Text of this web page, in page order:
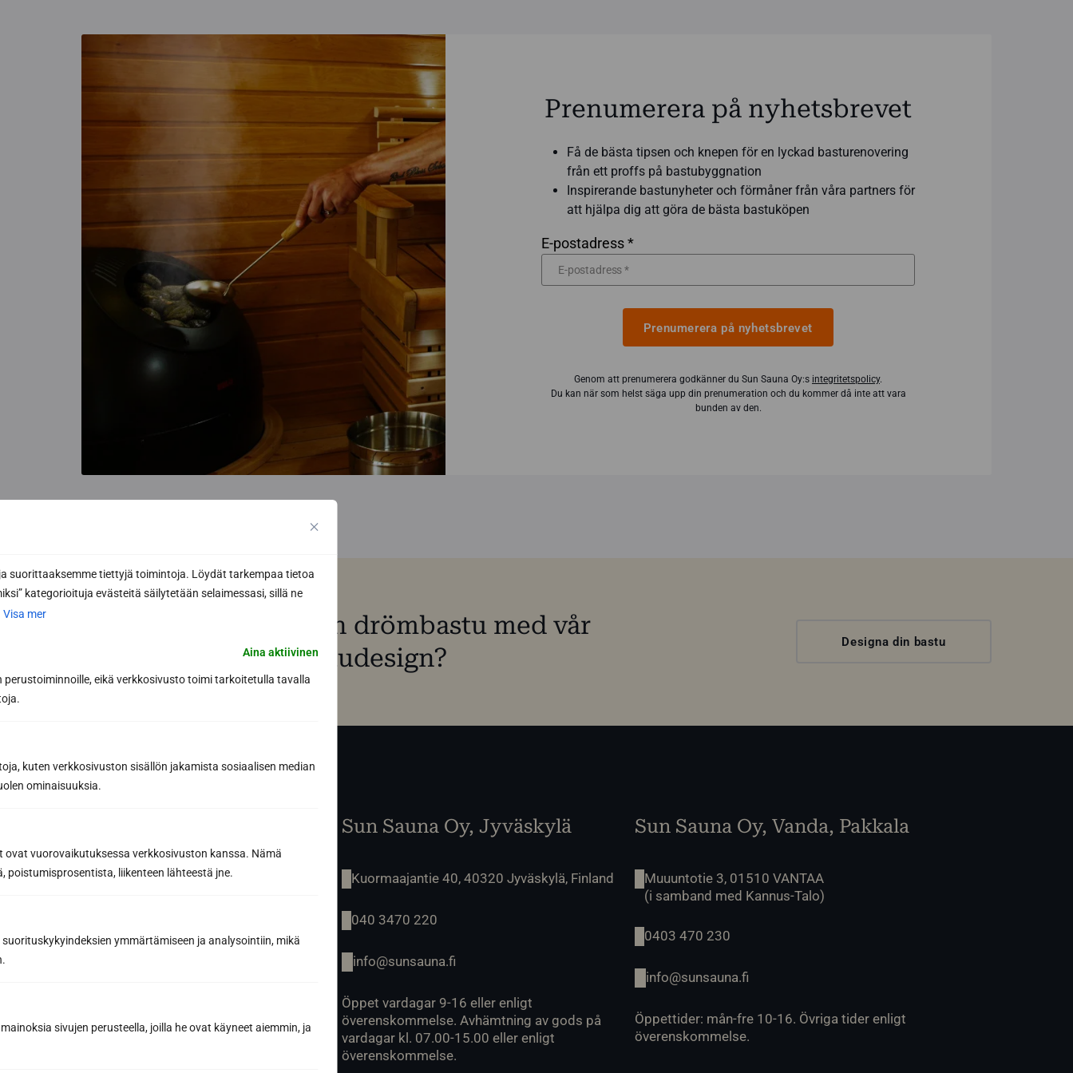
suorittaaksemme tiettyjä toimintoja. Löydät tarkempaa tietoa
kategorioituja evästeitä säilytetään selaimessasi, sillä ne
Visa mer
Aina aktiivinen
eikä verkkosivusto toimi tarkoitetulla tavalla
kuten verkkosivuston sisällön jakamista sosiaalisen median
ominaisuuksia.
vuorovaikutuksessa verkkosivuston kanssa. Nämä
liikenteen lähteestä jne.
ymmärtämiseen ja analysointiin, mikä
sivujen perusteella, joilla he ovat käyneet aiemmin, ja
Prenumerera på nyhetsbrevet
Få de bästa tipsen och knepen för en lyckad basturenovering
från ett proffs på bastubyggnation
Inspirerande bastunyheter och förmåner från våra partners för
att hjälpa dig att göra de bästa bastuköpen
E-postadress *
Prenumerera på nyhetsbrevet
Genom att prenumerera godkänner du Sun Sauna Oy:s integritetspolicy.
Du kan när som helst säga upp din prenumeration och du kommer då inte att vara
bunden av den.
Har du redan ritat din drömbastu med vår
programvara för bastudesign?
Designa din bastu
Tjänster
Vår berättelse
Sun Sauna Oy, Jyväskylä
Kuormaajantie 40, 40320 Jyväskylä, Finland
040 3470 220
info@sunsauna.fi
Öppet vardagar 9-16 eller enligt
överenskommelse. Avhämtning av gods på
vardagar kl. 07.00-15.00 eller enligt
överenskommelse.
Sun Sauna Oy, Vanda, Pakkala
Muuuntotie 3, 01510 VANTAA
(i samband med Kannus-Talo)
0403 470 230
info@sunsauna.fi
Öppettider: mån-fre 10-16. Övriga tider enligt
överenskommelse.